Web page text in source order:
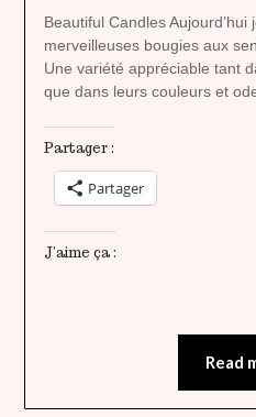
Beautiful Candles
merveilleuses bougies aux
Une variété appréciable tant
que dans leurs couleurs et
Partager :
Partager
J’aime ça :
Read